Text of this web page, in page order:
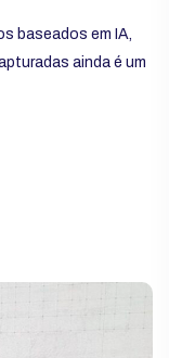
baseados em IA,
ainda é um